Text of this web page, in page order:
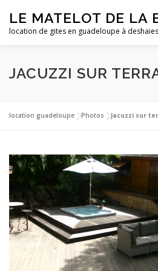
contenu
LE MATELOT DE LA
location de gites en guadeloupe à deshaies
ACCUEIL NOS LOCATIONS
LA GUADELOUPE TARIFS
JACUZZI SUR
location guadeloupe |Photos |Jacuzzi sur